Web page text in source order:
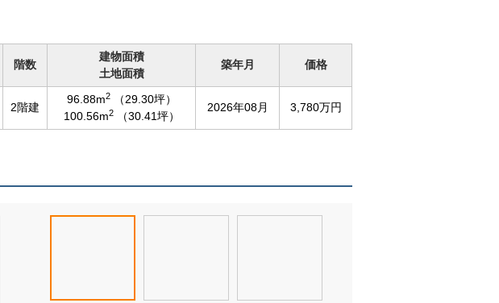
階数
建物面積
土地面積
築年月 価格
2階建
96.88m2
（29.30坪）
100.56m2 （30.41坪）
2026年08月 3,780万円